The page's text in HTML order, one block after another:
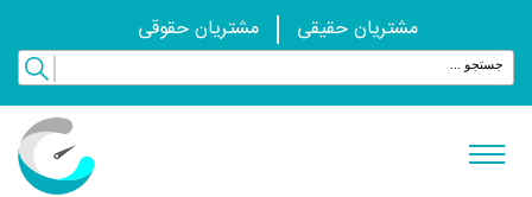
مشتریان حقیقی مشتریان حقوقی